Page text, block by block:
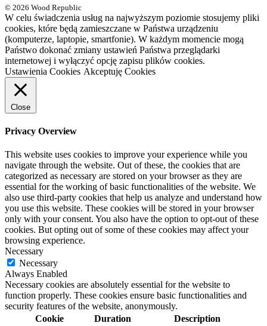
© 2026 Wood Republic
W celu świadczenia usług na najwyższym poziomie stosujemy pliki
cookies, które będą zamieszczane w Państwa urządzeniu
(komputerze, laptopie, smartfonie). W każdym momencie mogą
Państwo dokonać zmiany ustawień Państwa przeglądarki
internetowej i wyłączyć opcję zapisu plików cookies.
Ustawienia Cookies Akceptuję Cookies
Close
Privacy Overview
This website uses cookies to improve your experience while you
navigate through the website. Out of these, the cookies that are
categorized as necessary are stored on your browser as they are
essential for the working of basic functionalities of the website. We
also use third-party cookies that help us analyze and understand how
you use this website. These cookies will be stored in your browser
only with your consent. You also have the option to opt-out of these
cookies. But opting out of some of these cookies may affect your
browsing experience.
Necessary
Necessary
Always Enabled
Necessary cookies are absolutely essential for the website to
function properly. These cookies ensure basic functionalities and
security features of the website, anonymously.
Cookie
Duration Description